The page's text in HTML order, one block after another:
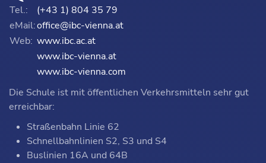
Tel.:
(+43 1) 804 35 79
eMail:office@ibc-vienna.at
Web: www.ibc.ac.at
www.ibc-vienna.at
www.ibc-vienna.com
Die Schule ist mit öffentlichen Verkehrsmitteln sehr gut
erreichbar:
Straßenbahn Linie 62
Schnellbahnlinien S2, S3 und S4
Buslinien 16A und 64B